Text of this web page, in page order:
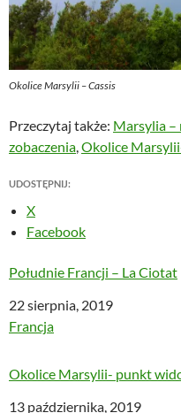
Okolice Marsylii – Cassis
Przeczytaj także: Marsylia –
zobaczenia Okolice
UDOSTĘPNIJ:
X
Facebook
Południe Francji – La Ciotat
Data
22 sierpnia, 2019
W odniesieniu do
Francja
Okolice Marsylii- punkt
Data
13 października, 2019